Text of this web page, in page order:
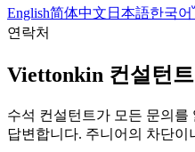
English简体中文 日本語한국어
연락처
Viettonkin 컨설턴
수석 컨설턴트가 모든 문의를
답변합니다. 주니어의 차단